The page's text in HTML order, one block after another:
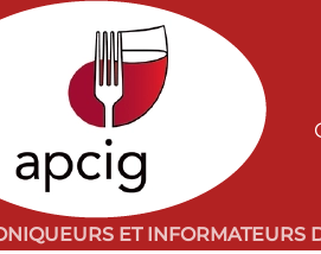
ET INFORMATEURS